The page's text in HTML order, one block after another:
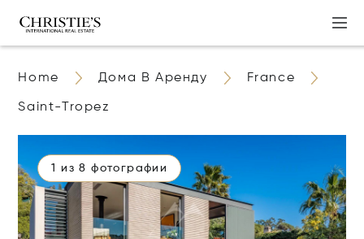
Home Дома В Аренду France
Saint-Tropez
1 из 8 фотографии